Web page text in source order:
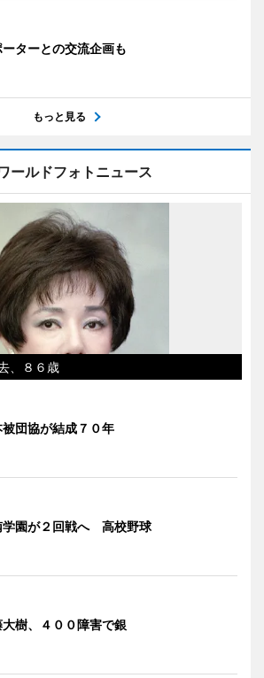
ターとの交流企画も
もっと見る
ールドフォトニュース
、８６歳
被団協が結成７０年
学園が２回戦へ 高校野球
樹、４００障害で銀